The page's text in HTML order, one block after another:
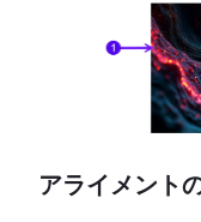
アライメント